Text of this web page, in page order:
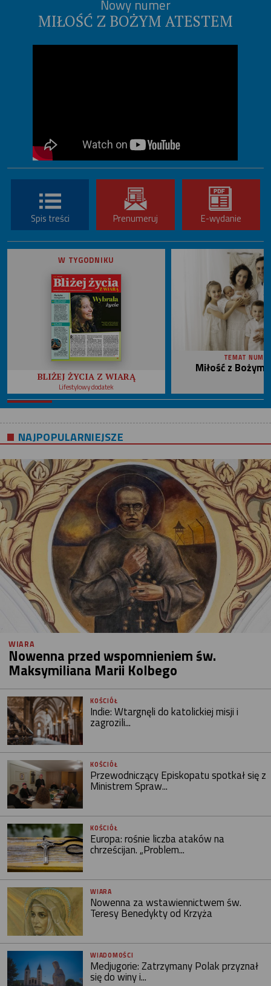
Nowy numer
MIŁOŚĆ Z BOŻYM ATESTEM
Spis treści Prenumeruj E-wydanie
W TYGODNIKU
BLIŻEJ ŻYCIA Z WIARĄ
Lifestylowy dodatek
TEMAT
Miłość z
NAJPOPULARNIEJSZE
WIARA
Nowenna przed wspomnieniem św.
Maksymiliana Marii Kolbego
KOŚCIÓŁ
Indie: Wtargnęli do katolickiej misji i
zagrozili...
KOŚCIÓŁ
Przewodniczący Episkopatu spotkał się z
Ministrem Spraw...
KOŚCIÓŁ
Europa: rośnie liczba ataków na
chrześcijan. „Problem...
WIARA
Nowenna za wstawiennictwem św.
Teresy Benedykty od Krzyża
WIADOMOŚCI
Medjugorie: Zatrzymany Polak przyznał
się do winy i...